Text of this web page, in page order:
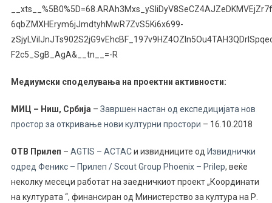
6qbZMXHErym6jJmdtyhMwR7ZvS5Ki6x699-
F2c5_SgB_AgA&__tn__=-R
Медиумски споделувања на проектни активности:
МИЦ – Ниш, Србија – Завршен настан од експедицијата нов
простор за откривање нови културни простори – 16.10.2018
OТВ Прилеп – AGTIS – ACTACи извидниците од Извиднички
одред Феникс – Прилеп / Scout Group Phoenix – Prilep, веќе
неколку месеци работат на заедничкиот проект „Координати
на културата “, финансиран од Министерство за култура на Р.